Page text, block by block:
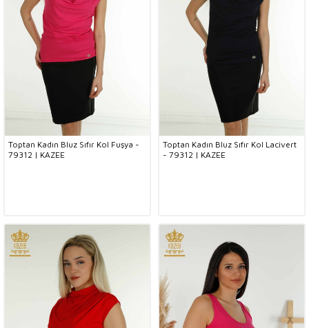
Toptan Kadın Bluz Sıfır Kol Fuşya -
79312 | KAZEE
Toptan Kadın Bluz Sıfır Kol Lacivert
- 79312 | KAZEE